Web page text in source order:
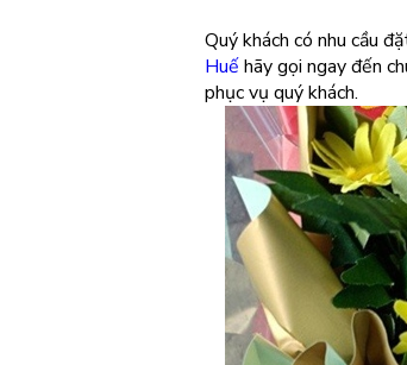
Quý khách có nhu cầu
Huếhãy gọi ngay đến
phục vụ quý khách.